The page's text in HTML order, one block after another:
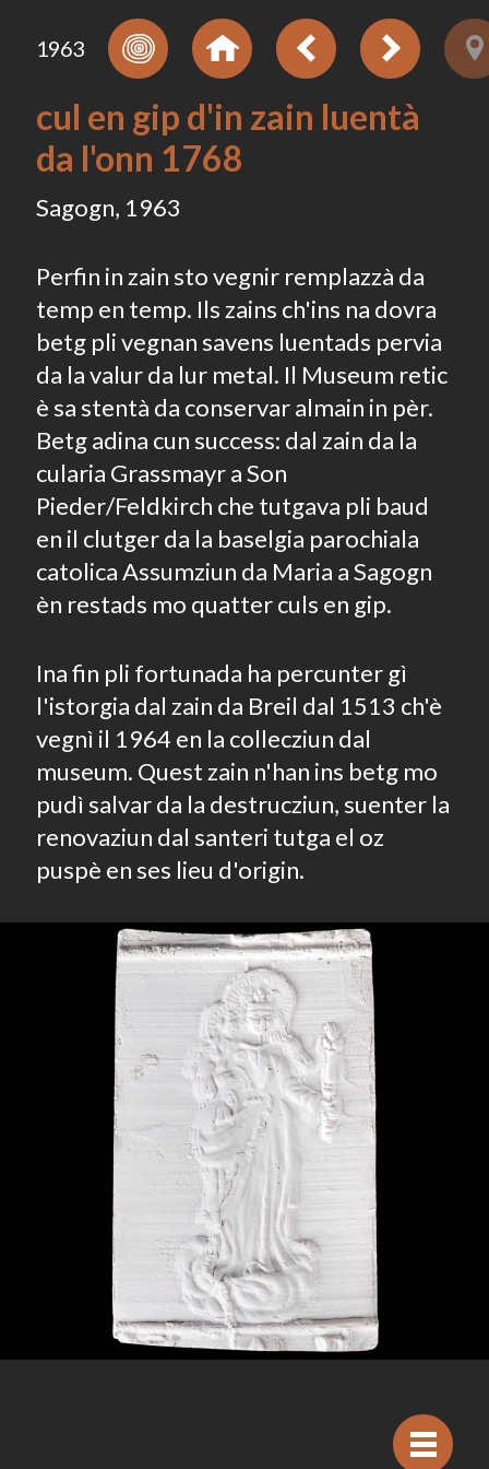
1963
cul en gip d'in zain luentà
da l'onn 1768
Sagogn, 1963
Perfin in zain sto vegnir remplazzà da
temp en temp. Ils zains ch'ins na dovra
betg pli vegnan savens luentads pervia
da la valur da lur metal. Il Museum retic
è sa stentà da conservar almain in pèr.
Betg adina cun success: dal zain da la
cularia Grassmayr a Son
Pieder/Feldkirch che tutgava pli baud
en il clutger da la baselgia parochiala
catolica Assumziun da Maria a Sagogn
èn restads mo quatter culs en gip.
Ina fin pli fortunada ha percunter gì
l'istorgia dal zain da Breil dal 1513 ch'è
vegnì il 1964 en la collecziun dal
museum. Quest zain n'han ins betg mo
pudì salvar da la destrucziun, suenter la
renovaziun dal santeri tutga el oz
puspè en ses lieu d'origin.